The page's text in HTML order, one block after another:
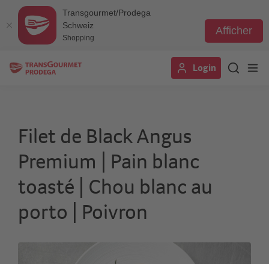
Transgourmet/Prodega
Schweiz
Shopping
Afficher
Login
Filet de Black Angus
Premium | Pain blanc
toasté | Chou blanc au
porto | Poivron